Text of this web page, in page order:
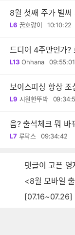
8월 첫째 주가 벌써
L6 꿈호랑이 10:10:22
드디어 4주만인가?
L13 Ohhana 09:55:01
보이스피싱 항상 조
L9 시원한뚜박
음? 출석체크 뭐 바
L7 루닥스 09:34:42
댓글이 고픈
<8월 모바일
[07.16~07.26] 앱코